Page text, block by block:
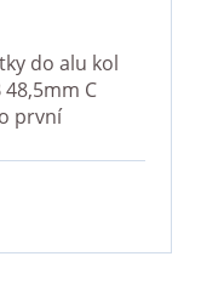
do alu kol
C
první